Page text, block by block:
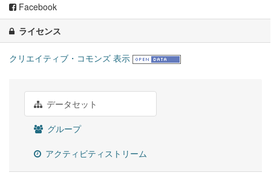
Facebook
ライセンス
クリエイティブ・コモンズ 表示
データセット
グループ
アクティビティストリーム